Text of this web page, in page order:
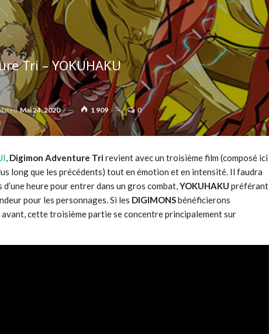
Tri – YOKUHAKU
Mai 24, 2020 1 909 0
, Digimon Adventure Trirevient avec un troisième film (composé ici
long que les précédents) tout en émotion et en intensité. Il faudra
heure pour entrer dans un gros combat,YOKUHAKU préférant
pour les personnages. Si les DIGIMONSbénéficierons
avant, cette troisième partie se concentre principalement sur